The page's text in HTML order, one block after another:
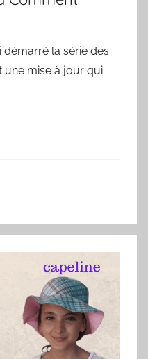
démarré la série des
une mise à jour qui